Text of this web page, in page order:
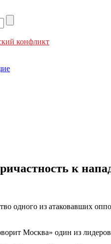
конфликт
к
одного из атаковавших
Москва» один из